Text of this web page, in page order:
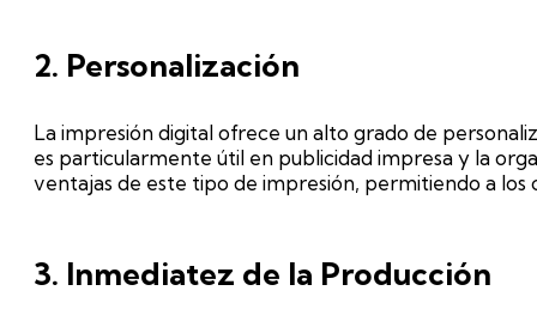
2. Personalización
La impresión digital ofrece un alto grado de
es particularmente útil en publicidad impresa y la
ventajas de este tipo de impresión, permitiendo a los
3. Inmediatez de la Producción